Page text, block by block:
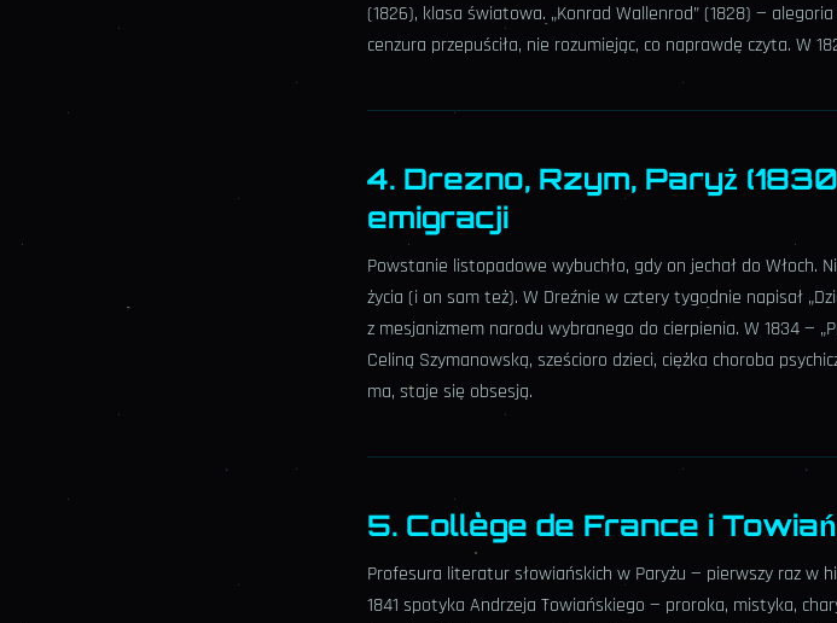
(1826), klasa światowa. „Konrad Wallenrod” (1828) —
cenzura przepuściła, nie rozumiejąc, co naprawdę czyta. W
4. Drezno, Rzym, Paryż
emigracji
Powstanie listopadowe wybuchło, gdy on jechał do Włoch.
życia (i on sam też). W Dreźnie w cztery tygodnie napisał
z mesjanizmem narodu wybranego do cierpienia. W 1834 —
Celiną Szymanowską, sześcioro dzieci, ciężka choroba
ma, staje się obsesją.
5. Collège de France i
Profesura literatur słowiańskich w Paryżu — pierwszy raz w
1841 spotyka Andrzeja Towiańskiego — proroka, mistyka,